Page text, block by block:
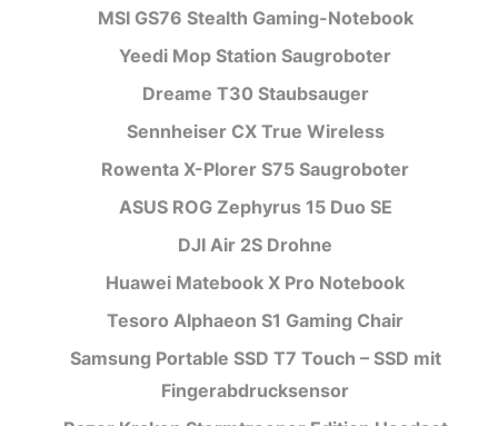
MSI GS76 Stealth Gaming-Notebook
Yeedi Mop Station Saugroboter
Dreame T30 Staubsauger
Sennheiser CX True Wireless
Rowenta X-Plorer S75 Saugroboter
ASUS ROG Zephyrus 15 Duo SE
DJI Air 2S Drohne
Huawei Matebook X Pro Notebook
Tesoro Alphaeon S1 Gaming Chair
Samsung Portable SSD T7 Touch – SSD mit
Fingerabdrucksensor